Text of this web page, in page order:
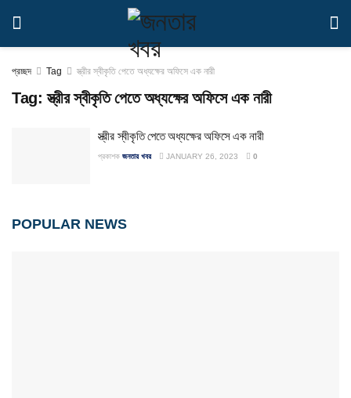
প্রচ্ছদ Tag স্ত্রীর স্বীকৃতি পেতে অধ্যক্ষের অফিসে এক নারী
Tag:স্ত্রীর স্বীকৃতি পেতে অধ্যক্ষের অফিসে এক নারী
স্ত্রীর স্বীকৃতি পেতে অধ্যক্ষের অফিসে এক নারী
প্রকাশক জনতার খবর JANUARY 26, 2023 0
POPULAR NEWS